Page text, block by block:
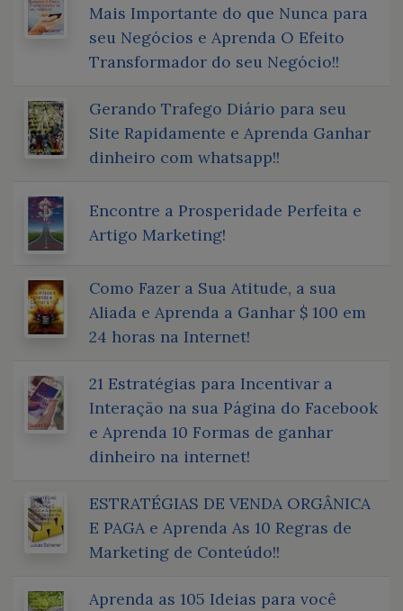
Mais Importante do que Nunca para
seu Negócios e Aprenda O Efeito
Transformador do seu Negócio!!
Gerando Trafego Diário para seu
Site Rapidamente e Aprenda Ganhar
dinheiro com whatsapp!!
Encontre a Prosperidade Perfeita e
Artigo Marketing!
Como Fazer a Sua Atitude, a sua
Aliada e Aprenda a Ganhar $ 100 em
24 horas na Internet!
21 Estratégias para Incentivar a
Interação na sua Página do Facebook
e Aprenda 10 Formas de ganhar
dinheiro na internet!
ESTRATÉGIAS DE VENDA ORGÂNICA
E PAGA e Aprenda As 10 Regras de
Marketing de Conteúdo!!
Aprenda as 105 Ideias para você